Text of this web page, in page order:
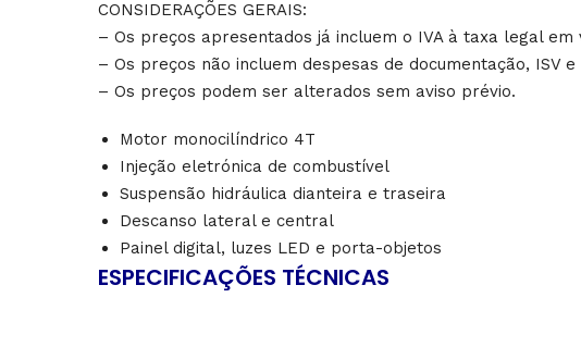
CONSIDERAÇÕES GERAIS:
– Os preços apresentados já incluem o IVA à taxa legal em
– Os preços não incluem despesas de documentação, ISV e
– Os preços podem ser alterados sem aviso prévio.
Motor monocilíndrico 4T
Injeção eletrónica de combustível
Suspensão hidráulica dianteira e traseira
Descanso lateral e central
Painel digital, luzes LED e porta-objetos
ESPECIFICAÇÕES TÉCNICAS